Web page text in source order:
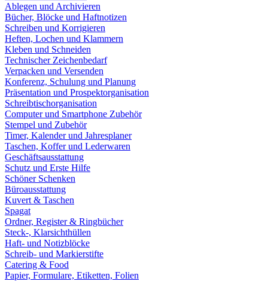
Ablegen und Archivieren
Bücher, Blöcke und Haftnotizen
Schreiben und Korrigieren
Heften, Lochen und Klammern
Kleben und Schneiden
Technischer Zeichenbedarf
Verpacken und Versenden
Konferenz, Schulung und Planung
Präsentation und Prospektorganisation
Schreibtischorganisation
Computer und Smartphone Zubehör
Stempel und Zubehör
Timer, Kalender und Jahresplaner
Taschen, Koffer und Lederwaren
Geschäftsausstattung
Schutz und Erste Hilfe
Schöner Schenken
Büroausstattung
Kuvert & Taschen
Spagat
Ordner, Register & Ringbücher
Steck-, Klarsichthüllen
Haft- und Notizblöcke
Schreib- und Markierstifte
Catering & Food
Papier, Formulare, Etiketten, Folien